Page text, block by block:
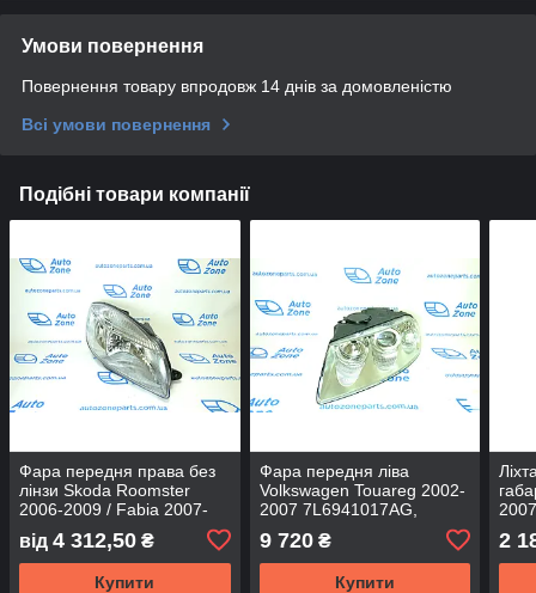
Умови повернення
Повернення товару впродовж 14 днів за домовленістю
Всі умови повернення
Подібні товари компанії
Фара передня права без
лінзи Skoda Roomster
2006-2009 / Fabia 2007-
2009 5J1941018 - DEPO
від 4 312,50 ₴
Купити
Фара передня ліва
Volkswagen Touareg 2002-
2007 7L6941017AG,
9 720₴
Купити
2